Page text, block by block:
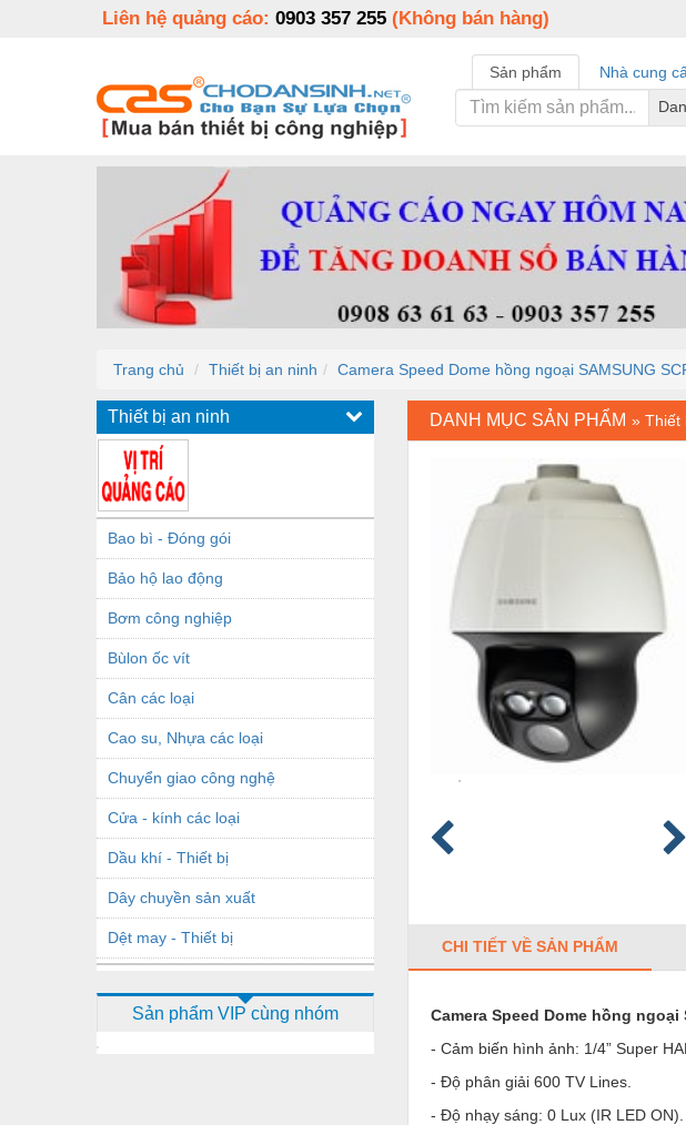
Liên hệ quảng cáo: 0903 357 255 (Không bán hàng)
Sản phẩm Nhà cung
Trang chủ Thiết bị an ninh Camera Speed Dome hồng ngoại SAMSUNG
Thiết bị an ninh
Bao bì - Đóng gói
Bảo hộ lao động
Bơm công nghiệp
Bùlon ốc vít
Cân các loại
Cao su, Nhựa các loại
Chuyển giao công nghệ
Cửa - kính các loại
Dầu khí - Thiết bị
Dây chuyền sản xuất
Dệt may - Thiết bị
Dịch vụ - Thi công
Sản phẩm VIP cùng nhóm
DANH MỤC SẢN PHẨM » Thiết
CHI TIẾT VỀ SẢN PHẨM
Camera Speed Dome hồng ngoại
- Cảm biến hình ảnh: 1/4” Super
- Độ phân giải 600 TV Lines.
- Độ nhạy sáng: 0 Lux (IR LED ON).